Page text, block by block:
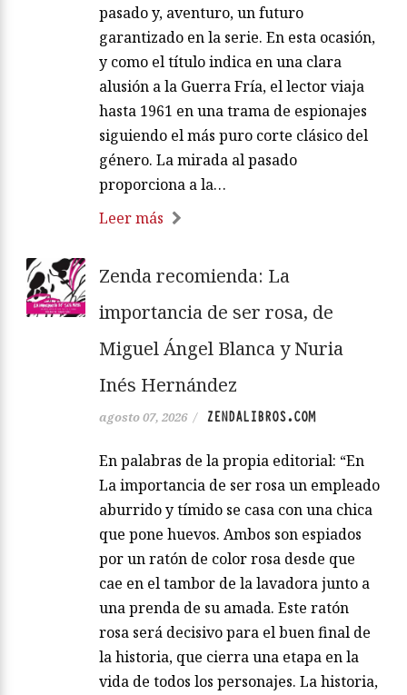
pasado y, aventuro, un futuro
garantizado en la serie. En esta ocasión,
y como el título indica en una clara
alusión a la Guerra Fría, el lector viaja
hasta 1961 en una trama de espionajes
siguiendo el más puro corte clásico del
género. La mirada al pasado
proporciona a la…
Leer más
Zenda recomienda: La
importancia de ser rosa, de
Miguel Ángel Blanca y Nuria
Inés Hernández
agosto 07, 2026 / ZENDALIBROS.COM
En palabras de la propia editorial: “En
La importancia de ser rosa un empleado
aburrido y tímido se casa con una chica
que pone huevos. Ambos son espiados
por un ratón de color rosa desde que
cae en el tambor de la lavadora junto a
una prenda de su amada. Este ratón
rosa será decisivo para el buen final de
la historia, que cierra una etapa en la
vida de todos los personajes. La historia,